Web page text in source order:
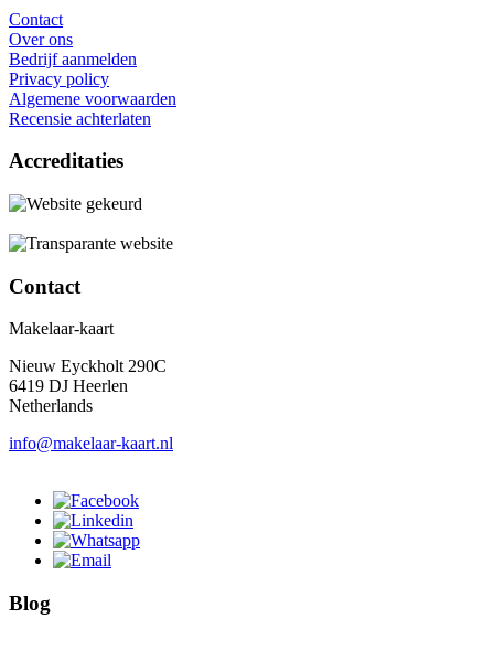
Contact
Over ons
Bedrijf aanmelden
Privacy policy
Algemene voorwaarden
Recensie achterlaten
Accreditaties
Contact
Makelaar-kaart
Nieuw Eyckholt 290C
6419 DJ Heerlen
Netherlands
info@makelaar-kaart.nl
Blog